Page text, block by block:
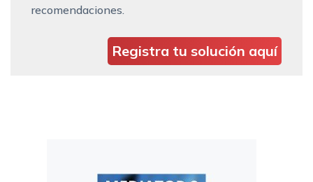
recomendaciones.
Registra tu solución aquí